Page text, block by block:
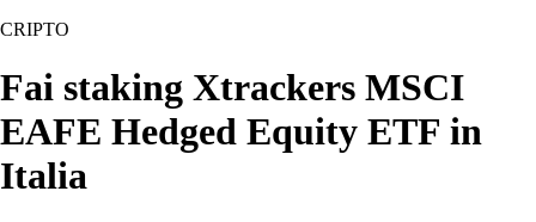
CRIPTO
Fai staking Xtrackers MSCI
EAFE Hedged Equity ETF in
Italia